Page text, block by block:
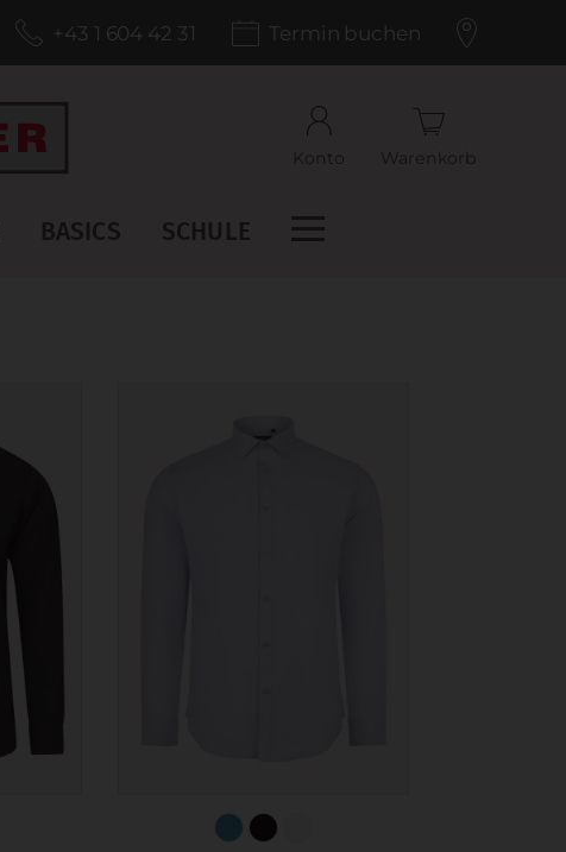
+43 1 604 42 31 Termin buchen
Konto
Warenkorb
BASICS SCHULE